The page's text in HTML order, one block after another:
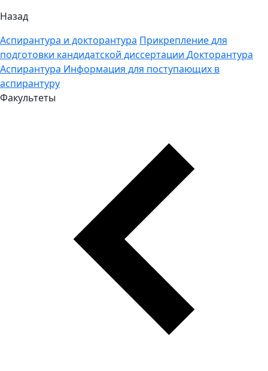
Назад
Аспирантура и докторантура Прикрепление для
подготовки кандидатской диссертации Докторантура
Аспирантура Информация для поступающих в
аспирантуру
Факультеты